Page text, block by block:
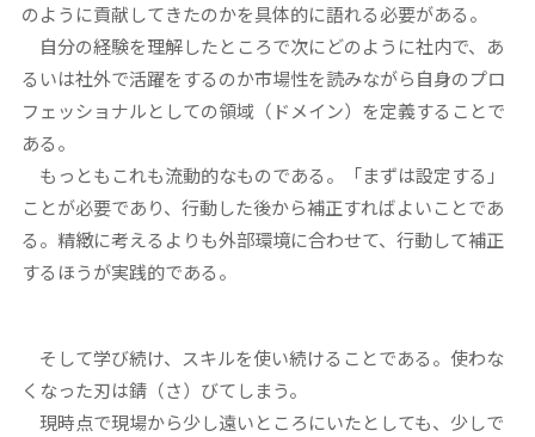
のように貢献してきたのかを具体的に語れる必要がある。
自分の経験を理解したところで次にどのように社内で、あ
るいは社外で活躍をするのか市場性を読みながら自身のプロ
フェッショナルとしての領域（ドメイン）を定義することで
ある。
もっともこれも流動的なものである。「まずは設定する」
ことが必要であり、行動した後から補正すればよいことであ
る。精緻に考えるよりも外部環境に合わせて、行動して補正
するほうが実践的である。
そして学び続け、スキルを使い続けることである。使わな
くなった刃は錆（さ）びてしまう。
現時点で現場から少し遠いところにいたとしても、少しで